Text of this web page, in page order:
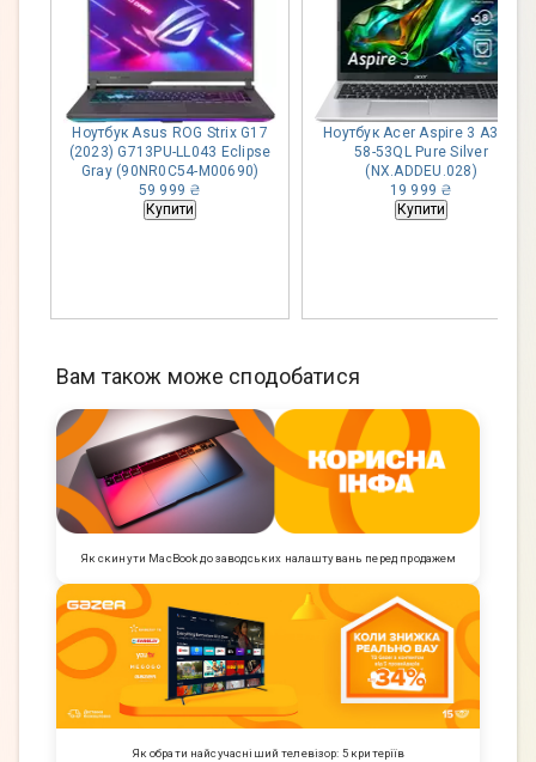
Ноутбук Asus ROG Strix G17
(2023) G713PU-LL043 Eclipse
Gray (90NR0C54-M00690)
59 999 ₴
Купити
Ноутбук Acer Aspire 3 A315-
58-53QL Pure Silver
(NX.ADDEU.028)
19 999 ₴
Купити
Вам також може сподобатися
Як скинути MacBook до заводських налаштувань перед продажем
Як обрати найсучасніший телевізор: 5 критеріїв